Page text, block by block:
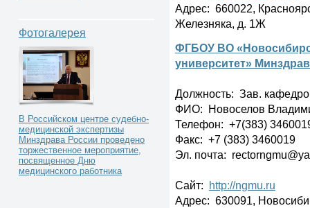
Фотогалерея
В Российском центре судебно-
медицинской экспертизы
Минздрава России проведено
торжественное мероприятие,
посвященное Дню
медицинского работника
Адрес: 660022,
Железняка, д. 1Ж
ФГБОУ ВО
университет»
Должность: Зав.
ФИО: Новоселов
Телефон: +7(383)
Факс: +7 (383) 3460019
Эл. почта:
Сайт: http://ngmu.ru
Адрес: 630091,